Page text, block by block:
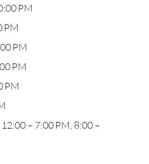
PM
PM
PM
PM
PM
– 7:00 PM, 8:00 –